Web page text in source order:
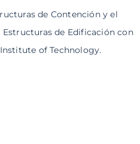
de Contención y el
de Edificación con
of Technology.